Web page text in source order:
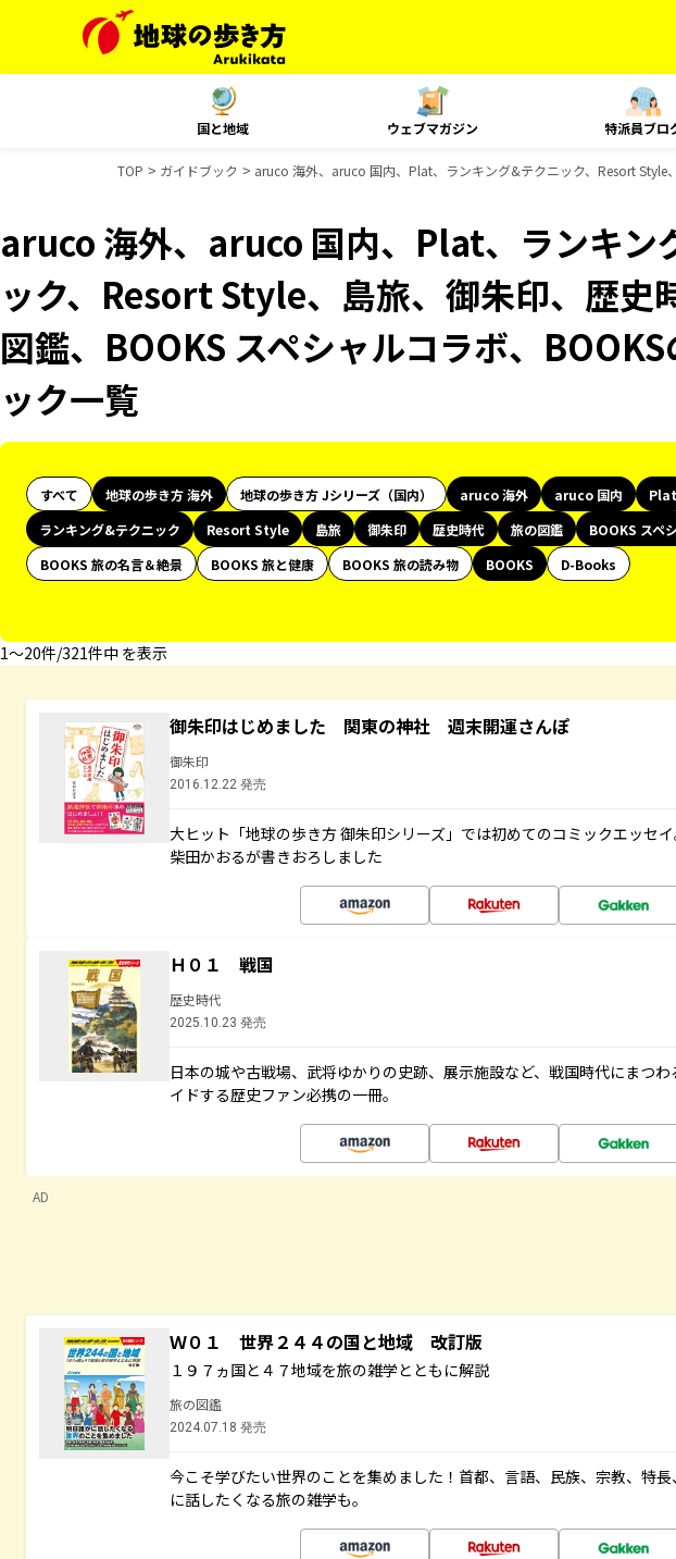
国と地域 ウェブマガジン 特派員ブロ
TOP ガイドブック aruco 海外、aruco 国内、Plat、ランキング&テクニック、Resort Style
aruco 海外、aruco 国内、Plat、ランキン
ック、Resort Style、島旅、御朱印、歴史
図鑑、BOOKS スペシャルコラボ、
ック一覧
すべて 地球の歩き方 海外 地球の歩き方 Jシリーズ（国内） aruco 海外 aruco 国内
Plat
ランキング&テクニック
Resort Style 島旅 御朱印 歴史時代 旅の図鑑
BOOKS スペ
BOOKS 旅の名言＆絶景
BOOKS 旅と健康 BOOKS 旅の読み物 BOOKS
D-Books
1〜20件/321件中 を表示
御朱印はじめました 関東の神社 週末開運さんぽ
御朱印
2016.12.22 発売
大ヒット「地球の歩き方 御朱印シリーズ」では初めてのコミックエッセ
柴田かおるが書きおろしました
Ｈ０１ 戦国
歴史時代
2025.10.23 発売
日本の城や古戦場、武将ゆかりの史跡、展示施設など、戦国時代にまつ
イドする歴史ファン必携の一冊。
AD
Ｗ０１ 世界２４４の国と地域 改訂版
１９７ヵ国と４７地域を旅の雑学とともに解説
旅の図鑑
2024.07.18 発売
今こそ学びたい世界のことを集めました！首都、言語、民族、宗教、特
に話したくなる旅の雑学も。